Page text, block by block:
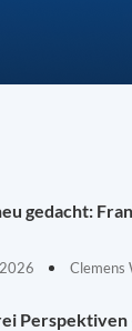
gedacht:
Clemens
Perspektiven